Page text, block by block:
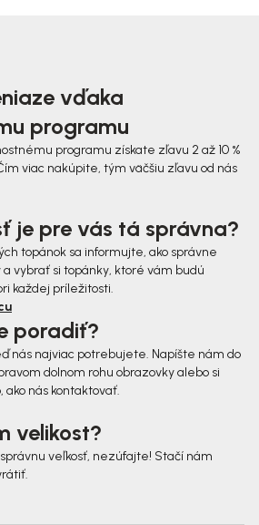
vďaka
programu
programu získate zľavu 2 až 10 %
viac nakúpite, tým väčšiu zľavu od nás
je pre vás tá správna?
topánok sa informujte, ako správne
vybrať si topánky, ktoré vám budú
každej príležitosti.
poradiť?
nás najviac potrebujete. Napíšte nám do
dolnom rohu obrazovky alebo si
ako nás kontaktovať.
velikost?
veľkosť, nezúfajte! Stačí nám